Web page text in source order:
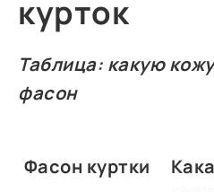
курток
Таблица: какую
фасон
Фасон куртки